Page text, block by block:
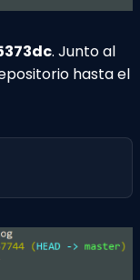
. Junto al
hasta el